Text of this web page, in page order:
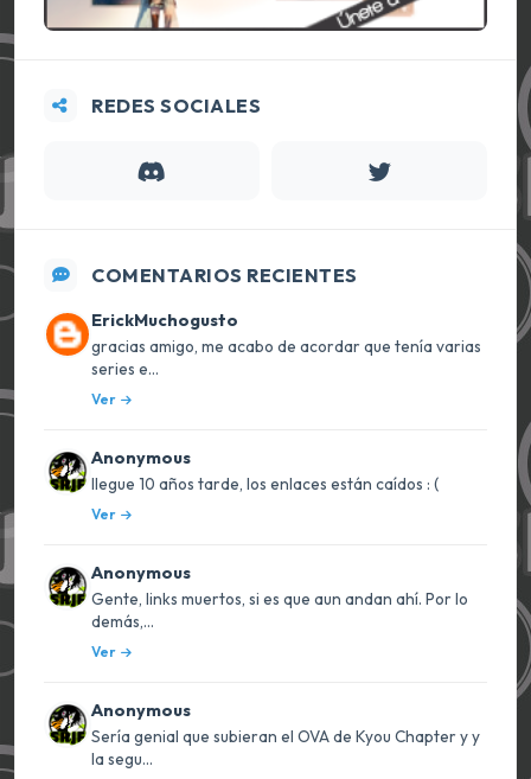
REDES SOCIALES
COMENTARIOS RECIENTES
ErickMuchogusto
gracias amigo, me acabo de acordar que tenía varias
series e...
Ver
Anonymous
llegue 10 años tarde, los enlaces están caídos : (
Ver
Anonymous
Gente, links muertos, si es que aun andan ahí. Por lo
demás,...
Ver
Anonymous
Sería genial que subieran el OVA de Kyou Chapter y y
la segu...